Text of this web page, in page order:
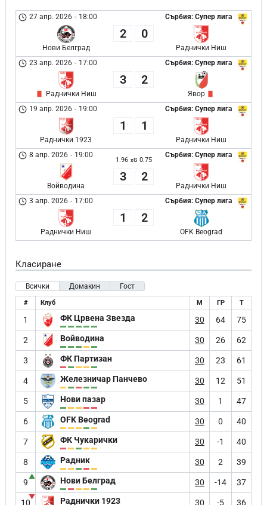
Сърбия: Супер лига
27 апр. 2026 - 18:00
Нови Белград
2 0
Раднички Ниш
Сърбия: Супер лига
23 апр. 2026 - 17:00
Раднички Ниш
3 2
Явор
Сърбия: Супер лига
19 апр. 2026 - 19:00
Раднички 1923
1 1
Раднички Ниш
Сърбия: Супер лига
8 апр. 2026 - 19:00
Войводина
1.96 xG 0.75
3 2
Раднички Ниш
Сърбия: Супер лига
3 апр. 2026 - 17:00
Раднички Ниш
1 2
OFK Beograd
Класиране
Всички Домакин Гост
# Клуб М ГР Т
1 ФК Црвена Звезда 30 64 75
2 Войводина 30 26 62
3 ФК Партизан 30 23 61
4 Железничар Панчево 30 12 51
5 Нови пазар 30 1 47
6 OFK Beograd 30 0 40
7 ФК Чукарички 30 -1 40
8 Радник 30 2 39
9
▲ Нови Белград 30 -14 37
10
▼ Раднички 1923 30 -5 36